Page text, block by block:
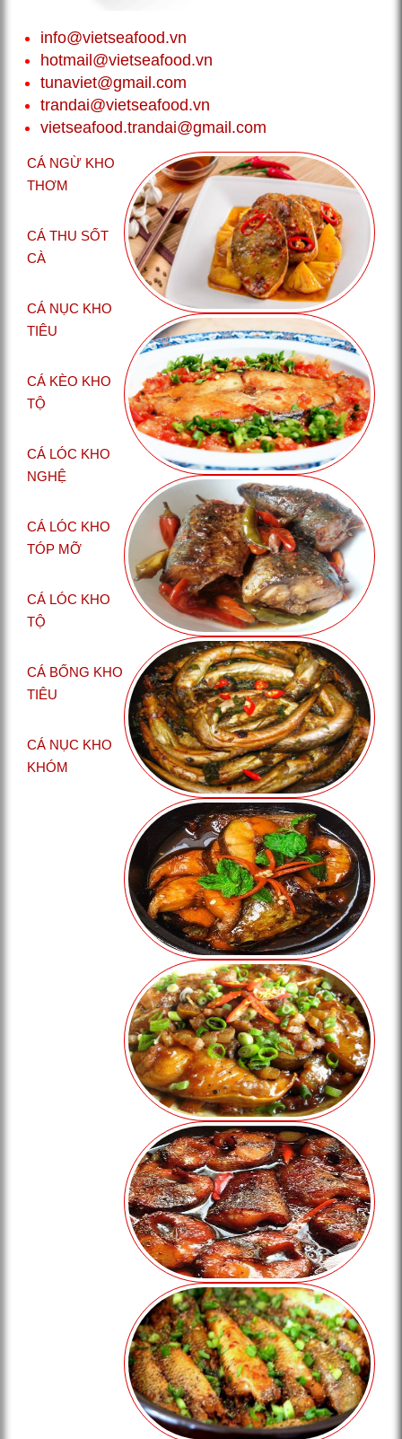
info@vietseafood.vn
hotmail@vietseafood.vn
tunaviet@gmail.com
trandai@vietseafood.vn
vietseafood.trandai@gmail.com
CÁ NGỪ KHO
THƠM
CÁ THU SỐT
CÀ
CÁ NỤC KHO
TIÊU
CÁ KÈO KHO
TỘ
CÁ LÓC KHO
NGHỆ
CÁ LÓC KHO
TÓP MỠ
CÁ LÓC KHO
TỘ
CÁ BỐNG KHO
TIÊU
CÁ NỤC KHO
KHÓM